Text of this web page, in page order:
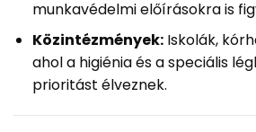
munkavédelmi előírásokra is
Közintézmények:Iskolák,
ahol a higiénia és a speciális
prioritást élveznek.